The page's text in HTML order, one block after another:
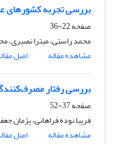
بررسی تجربه کشورهای
صفحه22-36
محمد راستی، میترا نصیری،
مشاهده مقاله
اصل
بررسی رفتار
صفحه37-52
فریبا نوده فراهانی، پژمان
مشاهده مقاله
اصل